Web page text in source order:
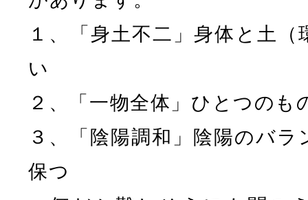
１、「身土不二」身体と土
い
２、「一物全体」ひとつのも
３、「陰陽調和」陰陽のバ
保つ